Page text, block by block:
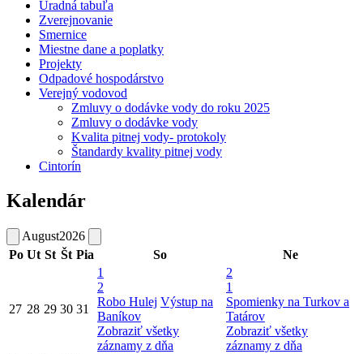
Úradná tabuľa
Zverejnovanie
Smernice
Miestne dane a poplatky
Projekty
Odpadové hospodárstvo
Verejný vodovod
Zmluvy o dodávke vody do roku 2025
Zmluvy o dodávke vody
Kvalita pitnej vody- protokoly
Štandardy kvality pitnej vody
Cintorín
Kalendár
August2026
Po Ut St Št Pia So Ne
27 28 29 30 31
1
2
Robo Hulej Výstup na
Baníkov
Zobraziť všetky
záznamy z dňa
2
1
Spomienky na Turkov a
Tatárov
Zobraziť všetky
záznamy z dňa